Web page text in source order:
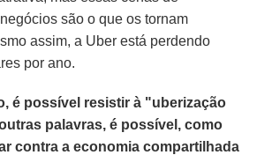
são o que os tornam
assim, a Uber está perdendo
por ano.
é possível resistir à "uberização
palavras, é possível, como
contra a economia compartilhada